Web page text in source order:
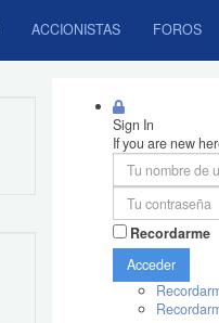
ACCIONISTAS FOROS
Sign In
If you are new
Recordarme
Acceder